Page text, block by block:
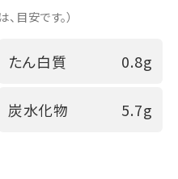
目安です。）
たん白質 0.8g
炭水化物 5.7g